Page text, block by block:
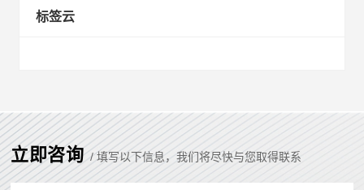
标签云
立即咨询 / 填写以下信息，我们将尽快与您取得联系